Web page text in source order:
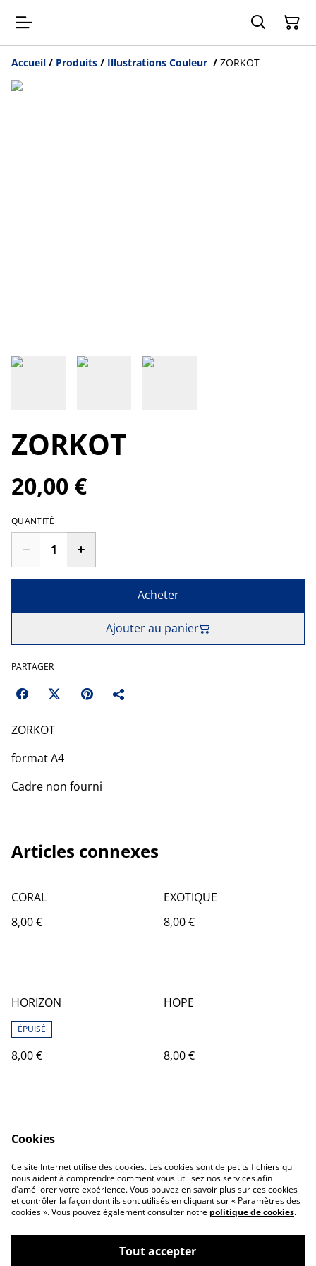
Accueil / Produits / Illustrations Couleur / ZORKOT
ZORKOT
20,00 €
QUANTITÉ
Acheter
Ajouter au panier
PARTAGER
ZORKOT
format A4
Cadre non fourni
Articles connexes
CORAL
8,00 €
EXOTIQUE
8,00 €
HORIZON
ÉPUISÉ
8,00 €
HOPE
8,00 €
Cookies
Ce site Internet utilise des cookies. Les cookies sont de petits fichiers qui
nous aident à comprendre comment vous utilisez nos services afin
d'améliorer votre expérience. Vous pouvez en savoir plus sur ces cookies
et contrôler la façon dont ils sont utilisés en cliquant sur « Paramètres des
cookies ». Vous pouvez également consulter notre politique de cookies.
Tout accepter